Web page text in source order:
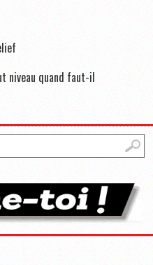
niveau quand faut-il